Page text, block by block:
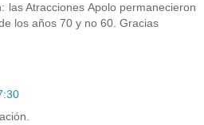
las Atracciones Apolo permanecieron
los años 70 y no 60. Gracias